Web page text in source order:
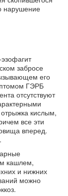
нарушение
забросе
его
ГЭРБ
отсутствуют
кислым,
все эти
вперед.
кашлем,
и нижних
можно